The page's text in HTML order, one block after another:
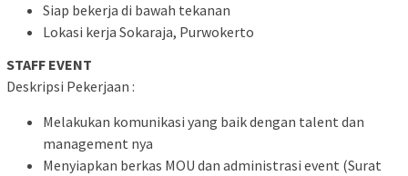
Siap bekerja di bawah tekanan
Lokasi kerja Sokaraja, Purwokerto
STAFF EVENT
Deskripsi Pekerjaan :
Melakukan komunikasi yang baik dengan talent dan
management nya
Menyiapkan berkas MOU dan administrasi event (Surat